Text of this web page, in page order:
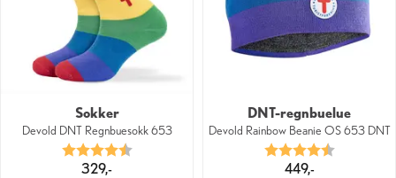
Sokker
Devold DNT Regnbuesokk 653
Karakter:
4.8 av 5 mulige
329,-
DNT-regnbuelue
Devold Rainbow Beanie OS 653 DNT
Karakter:
4.7 av 5
449,-